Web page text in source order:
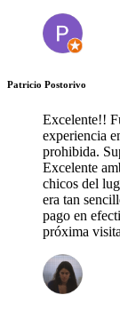
Patricio Postorivo
Excelente!!
experiencia
prohibida.
Excelente
chicos del
era tan
pago en
próxima